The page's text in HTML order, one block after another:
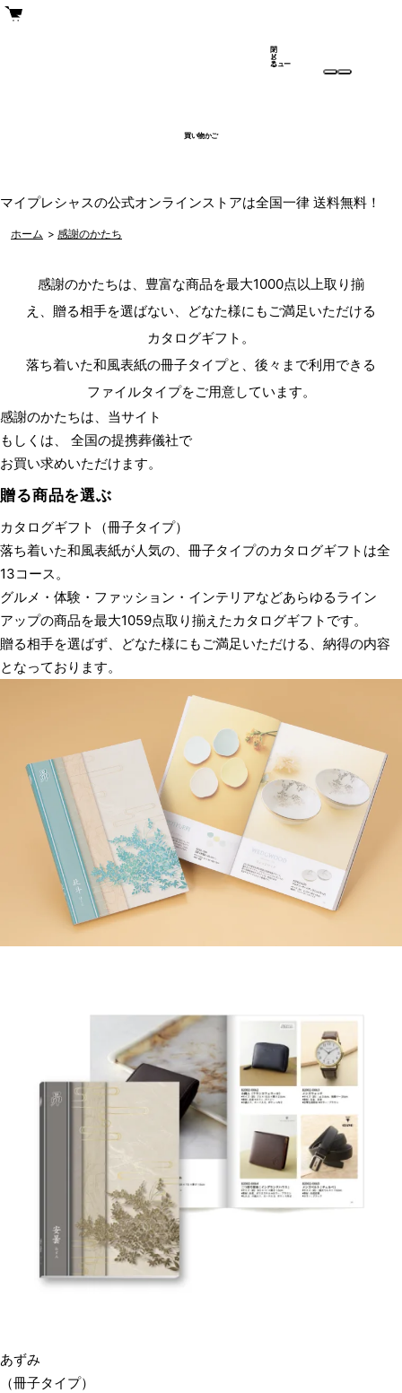
買い物かご
メ
ニュー
閉
じ
る
マイプレシャスの公式オンラインストアは全国一律 送料無料！
ホーム > 感謝のかたち
感謝のかたちは、豊富な商品を最大1000点以上取り揃
え、贈る相手を選ばない、
どなた様にもご満足いただける
カタログギフト。
落ち着いた和風表紙の冊子タイプと、後々まで利用できる
ファイルタイプをご用意しています。
感謝のかたちは、当サイト
もしくは、 全国の提携葬儀社で
お買い求めいただけます。
贈る商品を選ぶ
カタログギフト
（冊子タイプ）
落ち着いた和風表紙が人気の、冊子タイプのカタログギフトは全
13コース。
グルメ・体験・ファッション・インテリアなどあらゆるライン
アップの商品を最大1059点取り揃えたカタログギフトです。
贈る相手を選ばず、どなた様にもご満足いただける、納得の内容
となっております。
あずみ
（冊子タイプ）